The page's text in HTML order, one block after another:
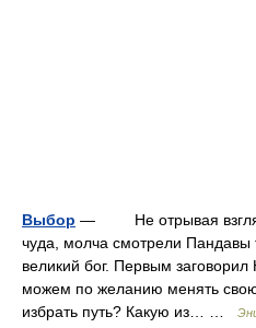
Выбор — Не отрывая
чуда, молча смотрели Пандавы
великий бог. Первым
можем по желанию менять
избрать путь? Какую из… …